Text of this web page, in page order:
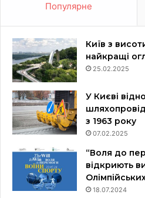
Популярне
Київ з
найкращі
25.02.2025
У Києві
з 1963 року
07.02.2025
“Воля до
відкриють
18.07.2024